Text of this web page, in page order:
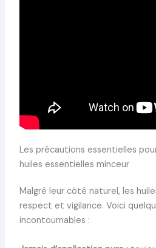
Les précautions essentielles
huiles essentielles minceur
Malgré leur côté naturel, les
respect et vigilance. Voici
incontournables :